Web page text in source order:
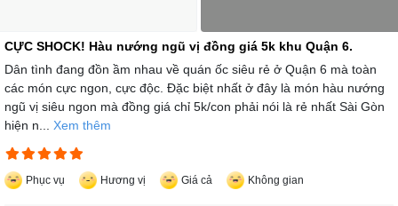
CỰC SHOCK! Hàu nướng ngũ vị đồng giá 5k khu Quận 6.
Dân tình đang đồn ầm nhau về quán ốc siêu rẻ ở Quận 6 mà toàn
các món cực ngon, cực độc. Đặc biệt nhất ở đây là món hàu nướng
ngũ vị siêu ngon mà đồng giá chỉ 5k/con phải nói là rẻ nhất Sài Gòn
hiện n... Xem thêm
Phục vụ Hương vị Giá cả Không gian